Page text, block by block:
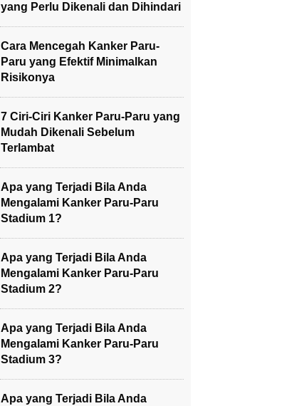
yang Perlu Dikenali dan Dihindari
Cara Mencegah Kanker Paru-
Paru yang Efektif Minimalkan
Risikonya
7 Ciri-Ciri Kanker Paru-Paru yang
Mudah Dikenali Sebelum
Terlambat
Apa yang Terjadi Bila Anda
Mengalami Kanker Paru-Paru
Stadium 1?
Apa yang Terjadi Bila Anda
Mengalami Kanker Paru-Paru
Stadium 2?
Apa yang Terjadi Bila Anda
Mengalami Kanker Paru-Paru
Stadium 3?
Apa yang Terjadi Bila Anda